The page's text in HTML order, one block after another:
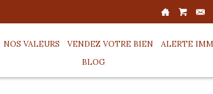
NOS VALEURS VENDEZ VOTRE BIEN ALERTE
BLOG